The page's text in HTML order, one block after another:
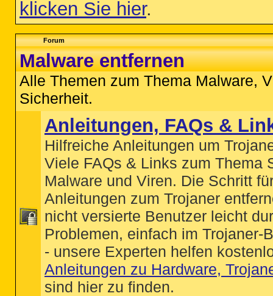
klicken Sie hier.
Forum
Malware entfernen
Alle Themen zum Thema Malware,
Sicherheit.
Anleitungen, FAQs &
Hilfreiche Anleitungen um
Viele FAQs & Links zum Thema
Malware und Viren. Die Schritt
Anleitungen zum Trojaner
nicht versierte Benutzer leicht
Problemen, einfach im Trojaner-
- unsere Experten helfen
Anleitungen zu Hardware,
sind hier zu finden.